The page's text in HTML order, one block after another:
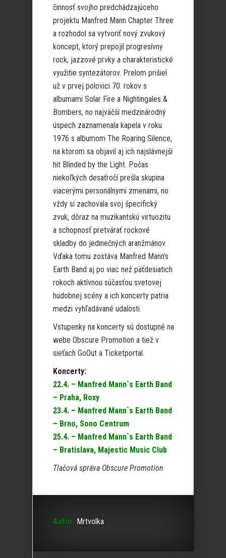
činnosť svojho predchádzajúceho
projektu Manfred Mann Chapter Three
a rozhodol sa vytvoriť nový zvukový
koncept, ktorý prepojil progresívny
rock, jazzové prvky a charakteristické
využitie syntezátorov. Prelom prišiel
už v prvej polovici 70. rokov s
albumami Solar Fire a Nightingales &
Bombers, no najväčší medzinárodný
úspech zaznamenala kapela v roku
1976 s albumom The Roaring Silence,
na ktorom sa objavil aj ich najslávnejší
hit Blinded by the Light. Počas
niekoľkých desaťročí prešla skupina
viacerými personálnymi zmenami, no
vždy si zachovala svoj špecifický
zvuk, dôraz na muzikantskú virtuozitu
a schopnosť pretvárať rockové
skladby do jedinečných aranžmánov.
Vďaka tomu zostáva Manfred Mann’s
Earth Band aj po viac než päťdesiatich
rokoch aktívnou súčasťou svetovej
hudobnej scény a ich koncerty patria
medzi vyhľadávané udalosti.
Vstupenky na koncerty sú dostupné na
webe Obscure Promotion a tiež v
sieťach GoOut a Ticketportal.
Koncerty:
22.4. – Manfred Mann`s Earth Band
– Praha, Roxy
23.4. – Manfred Mann`s Earth Band
– Brno, Sono Centrum
25.4. – Manfred Mann`s Earth Band
– Bratislava, Majestic Music Club
Tlačová správa Obscure Promotion
Autor: Mrtvolka